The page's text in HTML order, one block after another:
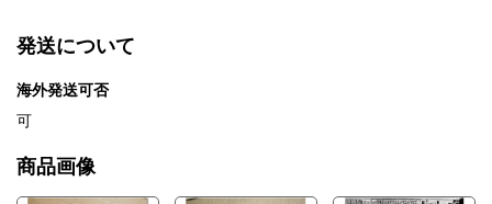
発送について
海外発送可否
可
商品画像